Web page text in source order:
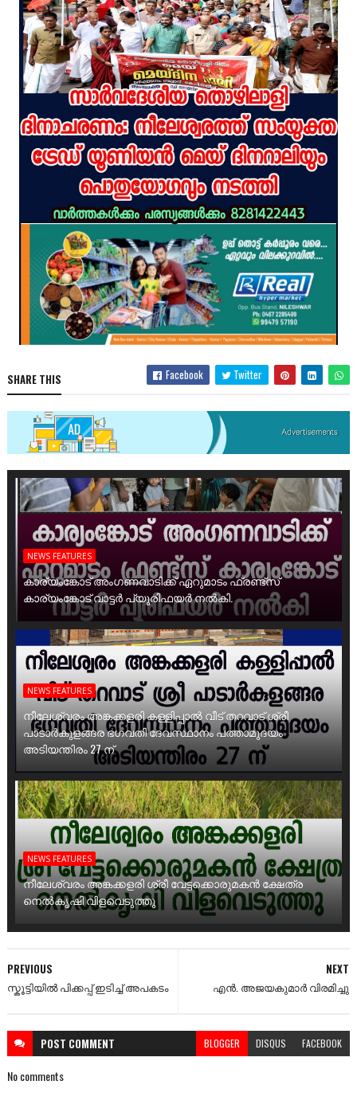
SHARE THIS Facebook Twitter
NEWS FEATURES
കാര്യംങ്കോട് അംഗണവാടിക്ക് ഏറുമാടം ഫ്രണ്ട്സ്
കാര്യംങ്കോട് വാട്ടർ പ്യൂരിഫയർ നൽകി.
NEWS FEATURES
നീലേശ്വരം അങ്കക്കളരി കള്ളിപ്പാൽ വീട് തറവാട് ശ്രീ
പാടാർകുളങ്ങര ഭഗവതി ദേവസ്ഥാനം പത്താമുദയം
അടിയന്തിരം 27 ന്
NEWS FEATURES
നീലേശ്വരം അങ്കക്കളരി ശ്രീ വേട്ടക്കൊരുമകൻ ക്ഷേത്ര
നെൽകൃഷി വിളവെടുത്തു
NEXT
എൻ. അജയകുമാർ വിരമിച്ചു
PREVIOUS
സ്കൂട്ടിയിൽ പിക്കപ്പ് ഇടിച്ച് അപകടം
POST COMMENT BLOGGER DISQUS FACEBOOK
No comments